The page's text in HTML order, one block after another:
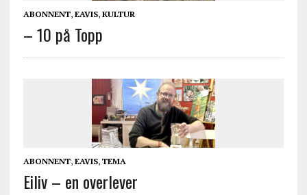
ABONNENT, EAVIS, KULTUR
– 10 på Topp
ABONNENT, EAVIS, TEMA
Eiliv – en overlever